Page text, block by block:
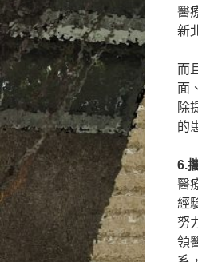
醫
新
而
面
除
的
6.
醫
經
努
領